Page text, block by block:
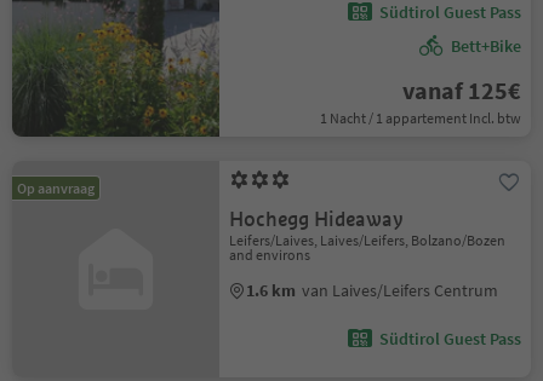
Südtirol Guest Pass
Bett+Bike
vanaf 125€
1 Nacht / 1 appartement Incl. btw
Op aanvraag
Hochegg Hideaway
Leifers/Laives, Laives/Leifers, Bolzano/Bozen
and environs
1.6 km van Laives/Leifers Centrum
Südtirol Guest Pass